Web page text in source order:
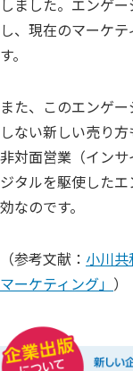
しました。エンゲ
し、現在のマーケ
す。
また、このエンゲ
しない新しい売り
非対面営業（イン
ジタルを駆使した
効なのです。
（参考文献： 小川
マーケティング」 ）